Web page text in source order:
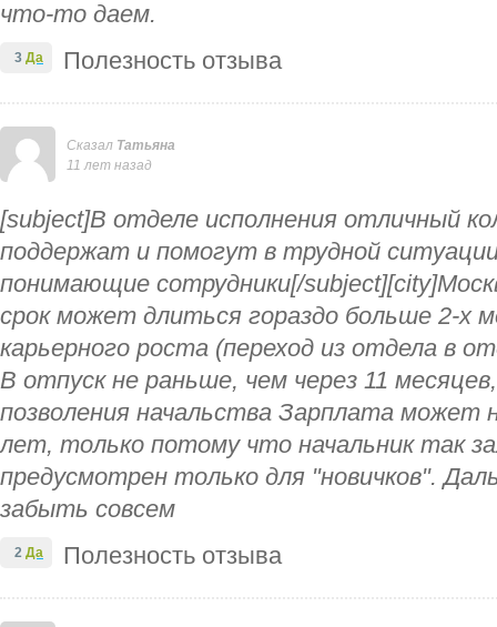
что-то даем.
Полезность отзыва
3 Да
Сказал Татьяна
11 лет назад
[subject]В отделе исполнения отличный
поддержат и помогут в трудной
понимающие сотрудники[/
срок может длиться гораздо больше 2-х
карьерного роста (переход из отдела в
В отпуск не раньше, чем через 11
позволения начальства Зарплата может
лет, только потому что начальник так
предусмотрен только для "новичков".
забыть совсем
Полезность отзыва
2 Да